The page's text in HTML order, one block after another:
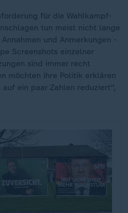
für die Wahlkampf-
tun meist nicht lange
und Anmerkungen -
Screenshots einzelner
sind immer recht
möchten ihre Politik erklären
ein paar Zahlen reduziert",